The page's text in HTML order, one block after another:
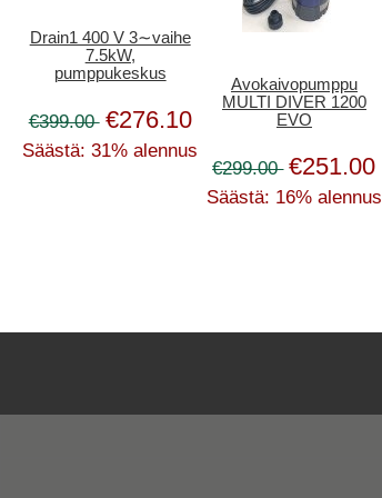
Drain1 400 V 3∼vaihe
7.5kW,
pumppukeskus
€399.00 €276.10
Säästä: 31% alennus
Avokaivopumppu
MULTI DIVER 1200
EVO
€299.00 €251.00
Säästä: 16% alennus